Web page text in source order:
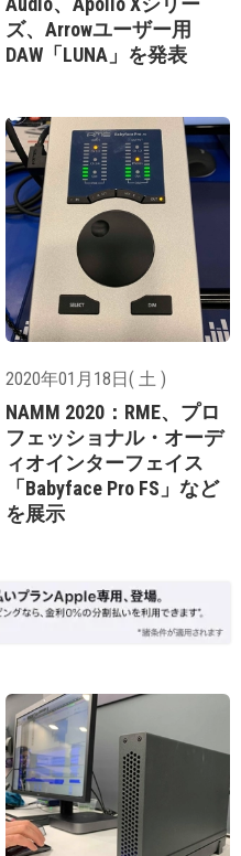
ズ、Arrowユーザー用
DAW「LUNA」を発表
2020年01月18日( 土 )
NAMM 2020：RME、プロ
フェッショナル・オーデ
ィオインターフェイス
「Babyface Pro FS」など
を展示